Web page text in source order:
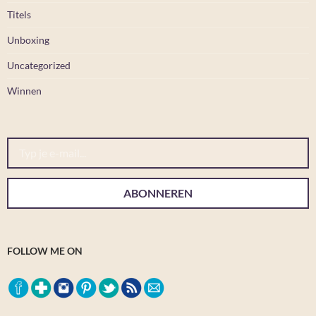
Titels
Unboxing
Uncategorized
Winnen
Typ je e-mail...
ABONNEREN
FOLLOW ME ON